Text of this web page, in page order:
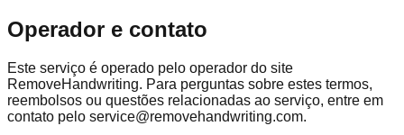
Operador e contato
Este serviço é operado pelo operador do site
RemoveHandwriting. Para perguntas sobre estes termos,
reembolsos ou questões relacionadas ao serviço, entre em
contato pelo service@removehandwriting.com.